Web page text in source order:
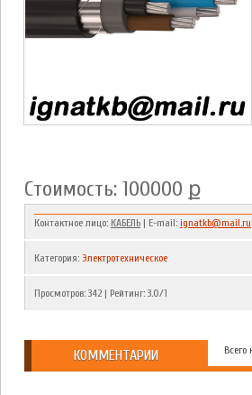
Стоимость: 100000 ք
Контактное лицо: КАБЕЛЬ | E-mail: ignatkb@mail.ru
Категория: Электротехническое
Просмотров: 342 | Рейтинг: 3.0/1
КОММЕНТАРИИ Всего